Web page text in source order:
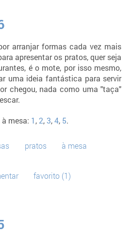
arranjar formas cada vez mais
apresentar os pratos, quer seja
é o mote, por isso mesmo,
uma ideia fantástica para servir
chegou, nada como uma "taça"
mesa: 1 , 2, 3, 4, 5.
pratos à mesa
favorito (1)